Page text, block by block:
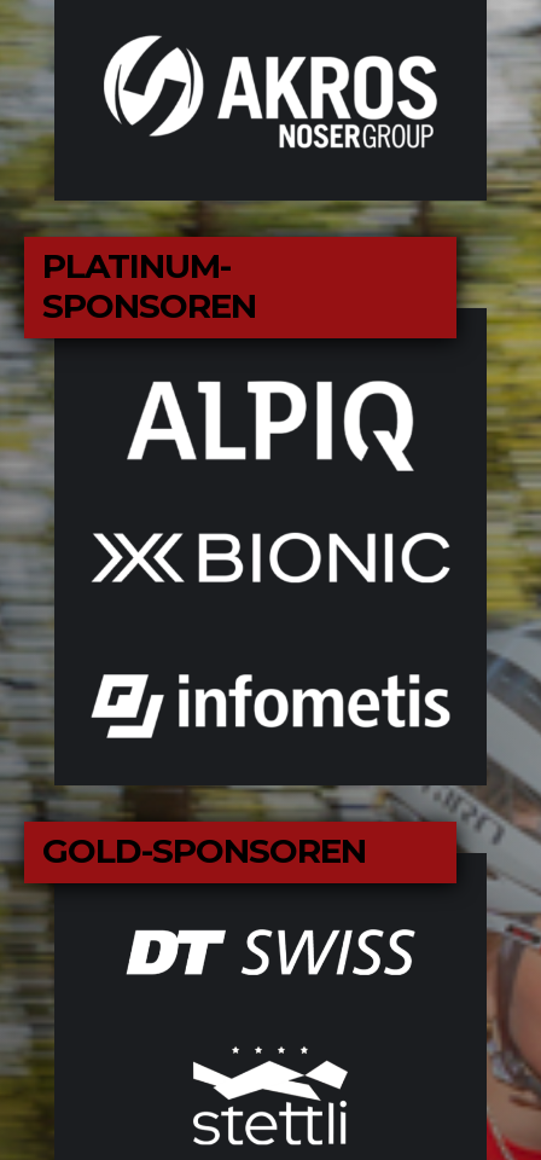
PLATINUM-
SPONSOREN
GOLD-SPONSOREN